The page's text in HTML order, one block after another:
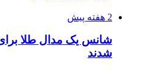
2 هفته پیش
شدند